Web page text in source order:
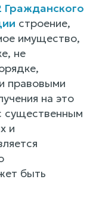
Гражданского
строение,
имущество,
не
правовыми
на это
существенным
и
быть